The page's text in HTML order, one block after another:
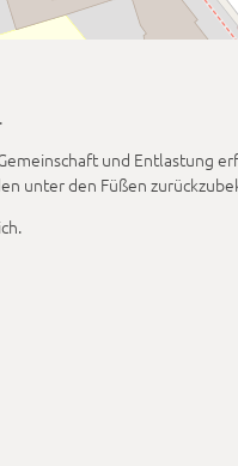
und Entlastung
unter den Füßen